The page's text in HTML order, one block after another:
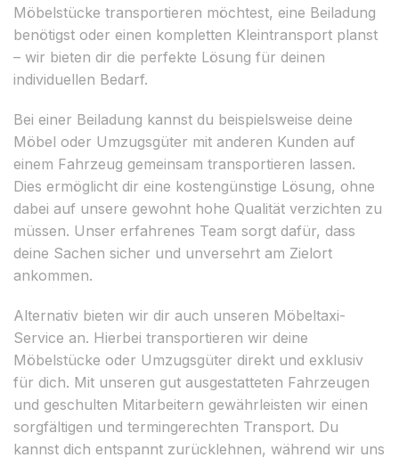
Möbelstücke transportieren möchtest, eine Beiladung
benötigst oder einen kompletten Kleintransport planst
– wir bieten dir die perfekte Lösung für deinen
individuellen Bedarf.
Bei einer Beiladung kannst du beispielsweise deine
Möbel oder Umzugsgüter mit anderen Kunden auf
einem Fahrzeug gemeinsam transportieren lassen.
Dies ermöglicht dir eine kostengünstige Lösung, ohne
dabei auf unsere gewohnt hohe Qualität verzichten zu
müssen. Unser erfahrenes Team sorgt dafür, dass
deine Sachen sicher und unversehrt am Zielort
ankommen.
Alternativ bieten wir dir auch unseren Möbeltaxi-
Service an. Hierbei transportieren wir deine
Möbelstücke oder Umzugsgüter direkt und exklusiv
für dich. Mit unseren gut ausgestatteten Fahrzeugen
und geschulten Mitarbeitern gewährleisten wir einen
sorgfältigen und termingerechten Transport. Du
kannst dich entspannt zurücklehnen, während wir uns